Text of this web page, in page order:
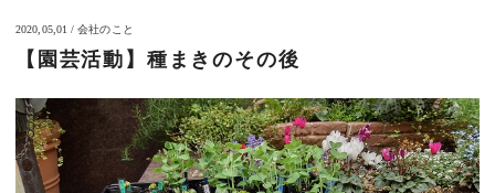
2020,05,01 / 会社のこと
【園芸活動】種まきのその後